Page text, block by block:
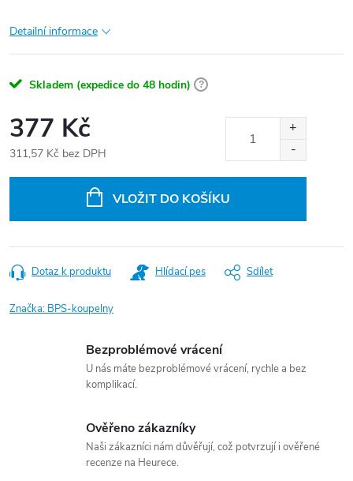
Detailní informace
Skladem (expedice do 48 hodin) ?
377 Kč
311,57 Kč bez DPH
VLOŽIT DO KOŠÍKU
Dotaz k produktu Hlídací pes Sdílet
Značka: BPS-koupelny
Bezproblémové vrácení
U nás máte bezproblémové vrácení, rychle a bez
komplikací.
Ověřeno zákazníky
Naši zákazníci nám důvěřují, což potvrzují i ověřené
recenze na Heurece.